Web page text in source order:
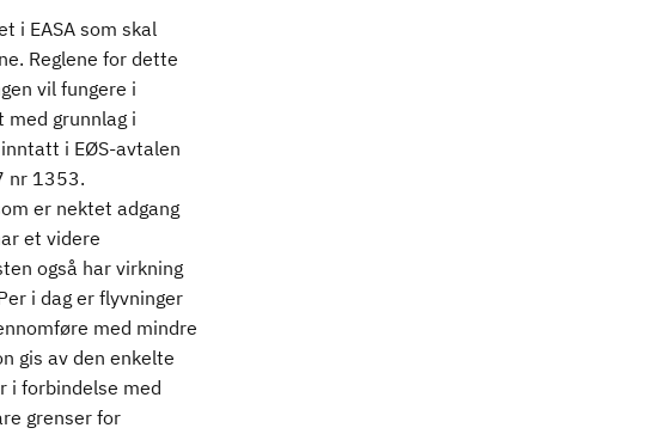
i EASA som skal
Reglene for dette
vil fungere i
grunnlag i
i EØS-avtalen
nr 1353.
er nektet adgang
et videre
også har virkning
i dag er flyvninger
med mindre
gis av den enkelte
i forbindelse med
grenser for